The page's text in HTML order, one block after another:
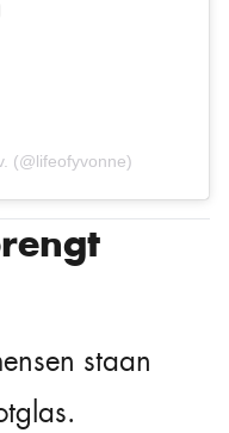
(@lifeofyvonne)
staan